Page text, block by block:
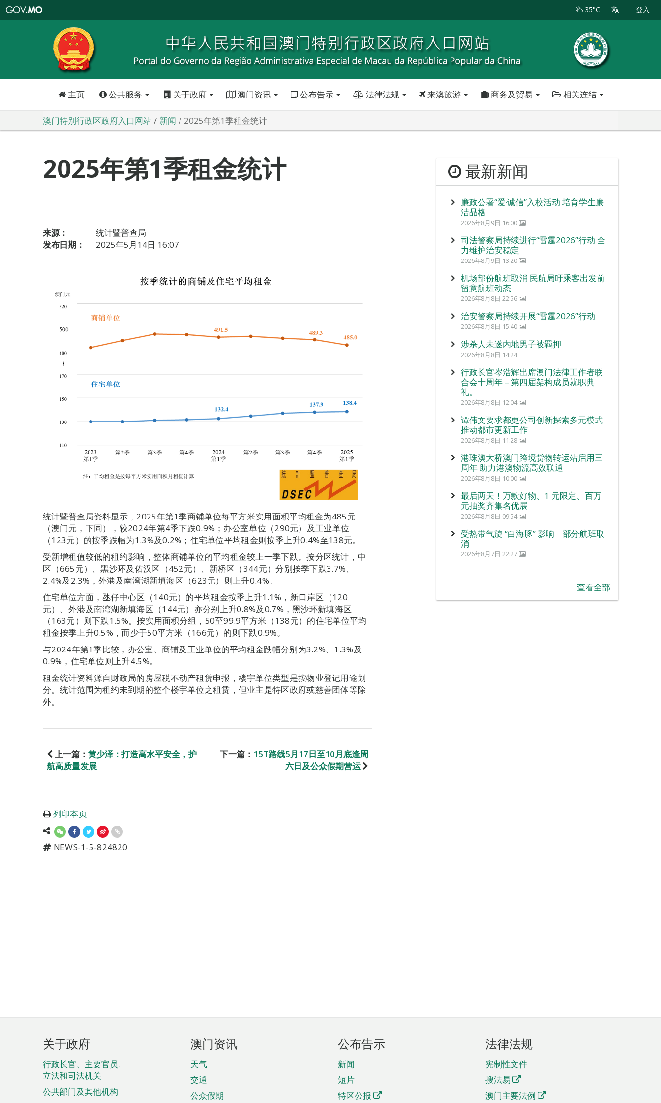
特
政
区
政
口
35°C 登入
主页 公共服务 关于政府 澳门资讯 公布告示 法律法规 来澳旅游 商务及贸易 相关连结
澳门特别行政区政府入口网站 新闻 2025年第1季租金统计
2025年第1季租金统计
来源：
统计暨普查局
发布日期：
2025年5月14日 16:07
统计暨普查局资料显示，2025年第1季商铺单位每平方米实用面积平均租金为485元
（澳门元，下同），较2024年第4季下跌0.9%；办公室单位（290元）及工业单位
（123元）的按季跌幅为1.3%及0.2%；住宅单位平均租金则按季上升0.4%至138元。
受新增租值较低的租约影响，整体商铺单位的平均租金较上一季下跌。按分区统计，中
区（665元）、黑沙环及佑汉区（452元）、新桥区（344元）分别按季下跌3.7%、
2.4%及2.3%，外港及南湾湖新填海区（623元）则上升0.4%。
住宅单位方面，氹仔中心区（140元）的平均租金按季上升1.1%，新口岸区（120
元）、外港及南湾湖新填海区（144元）亦分别上升0.8%及0.7%，黑沙环新填海区
（163元）则下跌1.5%。按实用面积分组，50至99.9平方米（138元）的住宅单位平均
租金按季上升0.5%，而少于50平方米（166元）的则下跌0.9%。
与2024年第1季比较，办公室、商铺及工业单位的平均租金跌幅分别为3.2%、1.3%及
0.9%，住宅单位则上升4.5%。
租金统计资料源自财政局的房屋税不动产租赁申报，楼宇单位类型是按物业登记用途划
分。统计范围为租约未到期的整个楼宇单位之租赁，但业主是特区政府或慈善团体等除
外。
上一篇： 黄少泽：打造高水平安全，护
航高质量发展
下一篇： 15T路线5月17日至10月底逢周
六日及公众假期营运
列印本页
NEWS-1-5-824820
最新新闻
廉政公署“爱‧诚信”入校活动 培育学生廉
洁品格
2026年8月9日 16:00
司法警察局持续进行“雷霆2026”行动 全
力维护治安稳定
2026年8月9日 13:20
机场部份航班取消 民航局吁乘客出发前
留意航班动态
2026年8月8日 22:56
治安警察局持续开展“雷霆2026”行动
2026年8月8日 15:40
涉杀人未遂内地男子被羁押
2026年8月8日 14:24
行政长官岑浩辉出席澳门法律工作者联
合会十周年 – 第四届架构成员就职典
礼。
2026年8月8日 12:04
谭伟文要求都更公司创新探索多元模式
推动都市更新工作
2026年8月8日 11:28
港珠澳大桥澳门跨境货物转运站启用三
周年 助力港澳物流高效联通
2026年8月8日 10:00
最后两天！万款好物、1 元限定、百万
元抽奖齐集名优展
2026年8月8日 09:54
受热带气旋 “白海豚” 影响 部分航班取
消
2026年8月7日 22:27
查看全部
页
脚
菜
单
关于政府
行政长官、主要官员、
立法和司法机关
公共部门及其他机构
澳门资讯
天气
交通
公众假期
公布告示
新闻
短片
特区公报
法律法规
宪制性文件
搜法易
澳门主要法例